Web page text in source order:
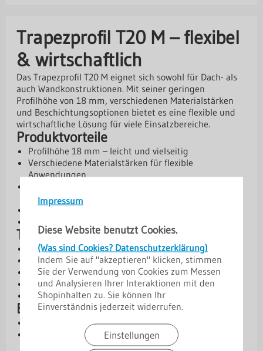
Impressum
Diese Website benutzt Cookies.
(Was sind Cookies? Datenschutzerklärung)
Indem Sie auf "akzeptieren" klicken, stimmen
Sie der Verwendung von Cookies zum Messen
und Analysieren Ihrer Interaktionen mit den
Shopinhalten zu. Sie können Ihr
Einverständnis jederzeit widerrufen.
Einstellungen
Trapezprofil T20 M – flexibel
& wirtschaftlich
Das Trapezprofil T20 M eignet sich sowohl für Dach- als
auch Wandkonstruktionen. Mit seiner geringen
Profilhöhe von 18 mm, verschiedenen Materialstärken
und Beschichtungsoptionen bietet es eine flexible und
wirtschaftliche Lösung für viele Einsatzbereiche.
Produktvorteile
Profilhöhe 18 mm – leicht und vielseitig
Verschiedene Materialstärken für flexible
Anwendungen
Premium
Antikondensbeschichtung optional erhältlich
Technische Daten
Profilhöhe: 18 mm
Deckbreite: 1100 mm
Gesamtbreite: 1143 mm
Kern: Stahl, S280GD + Z275 gem. EN 10169
Materialstärken: 0,50 mm | 0,63 mm | 0,75 mm
Beschichtungen und Schutz
Aluzink – Basis-Schutzschicht
[SP] 25 µm Standardpolyester – wirtschaftliche